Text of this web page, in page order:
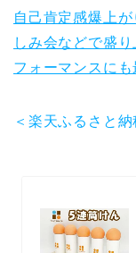
自己肯定感爆上
しみ会などで盛
フォーマンスに
＜楽天ふるさと納